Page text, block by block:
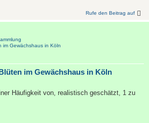
Rufe den Beitrag auf
im Gewächshaus in Köln
im Gewächshaus in Köln
Häufigkeit von, realistisch geschätzt, 1 zu